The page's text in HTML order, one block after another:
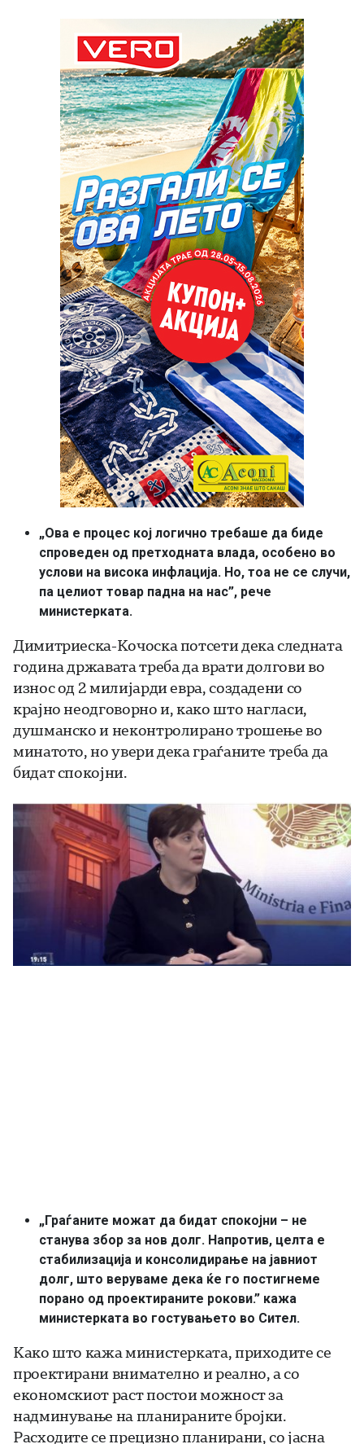
„Ова е процес кој логично требаше да биде
спроведен од претходната влада, особено во
услови на висока инфлација. Но, тоа не се случи,
па целиот товар падна на нас”, рече
министерката.
Димитриеска-Кочоска потсети дека следната
година државата треба да врати долгови во
износ од 2 милијарди евра, создадени со
крајно неодговорно и, како што нагласи,
душманско и неконтролирано трошење во
минатото, но увери дека граѓаните треба да
бидат спокојни.
„Граѓаните можат да бидат спокојни – не
станува збор за нов долг. Напротив, целта е
стабилизација и консолидирање на јавниот
долг, што веруваме дека ќе го постигнеме
порано од проектираните рокови.” кажа
министерката во гостувањето во Сител.
Како што кажа министерката, приходите се
проектирани внимателно и реално, а со
економскиот раст постои можност за
надминување на планираните бројки.
Расходите се прецизно планирани, со јасна